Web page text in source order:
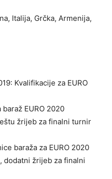
Italija, Grčka, Armenija,
Kvalifikacije za EURO
EURO 2020
žrijeb za finalni turnir
baraža za EURO 2020
dodatni žrijeb za finalni